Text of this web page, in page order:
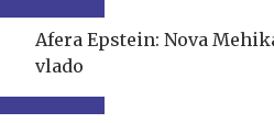
Afera Epstein: Nova
vlado